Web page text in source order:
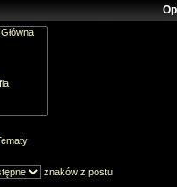
znaków z postu